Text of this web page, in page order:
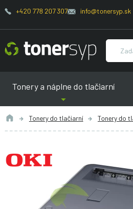
+420 778 207 307 info@tonersyp.sk
Tonery a náplne do tlačiarní
Tonery do tlačiarní Tonery do